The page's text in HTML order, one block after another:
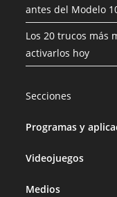
antes del Modelo
Los 20 trucos más
activarlos hoy
Secciones
Programas y
Videojuegos
Medios